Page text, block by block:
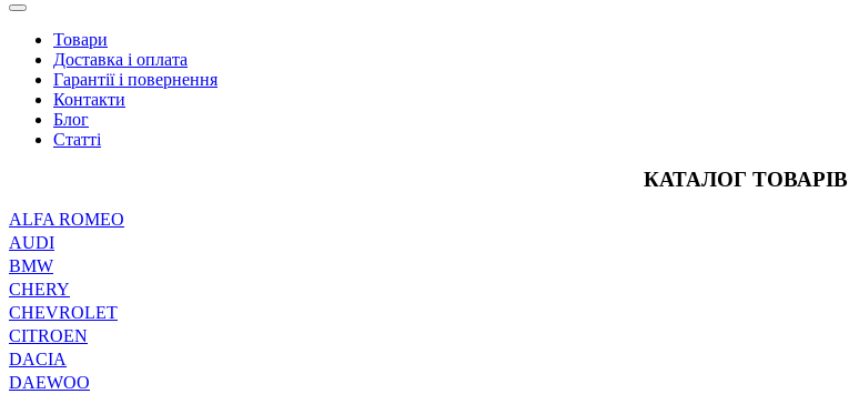
Товари
Доставка і оплата
Гарантії і повернення
Контакти
Блог
Статті
КАТАЛОГ ТОВАРІВ
ALFA ROMEO
AUDI
BMW
CHERY
CHEVROLET
CITROEN
DACIA
DAEWOO